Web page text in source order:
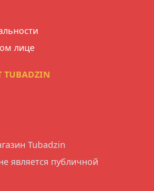
лице
Tubadzin
является публичной